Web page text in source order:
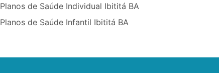
Planos de Saúde Individual Ibititá BA
Planos de Saúde Infantil Ibititá BA